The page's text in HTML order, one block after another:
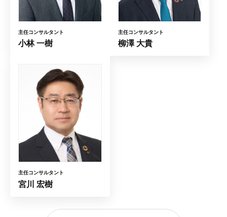
主任コンサルタント
小林 一樹
主任コンサルタント
柳澤 大貴
主任コンサルタント
宮川 宏樹